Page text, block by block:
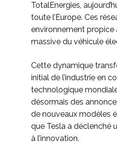
TotalEnergies,
toute l’Europe. Ces
environnement propice
massive du véhicule
Cette dynamique
initial de l’industrie en
technologique
désormais des
de nouveaux modèles
que Tesla a déclenché
à l’innovation.